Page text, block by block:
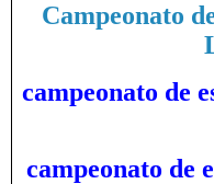
Campeonato
campeonato de
campeonato de